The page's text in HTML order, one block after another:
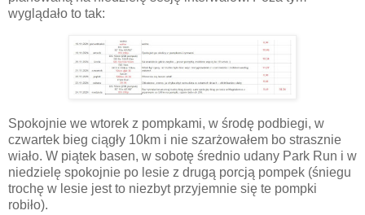
wyglądało to tak:
Spokojnie we wtorek z pompkami, w środę podbiegi, w
czwartek bieg ciągły 10km i nie szarżowałem bo strasznie
wiało. W piątek basen, w sobotę średnio udany Park Run i w
niedzielę spokojnie po lesie z drugą porcją pompek (śniegu
trochę w lesie jest to niezbyt przyjemnie się te pompki
robiło).